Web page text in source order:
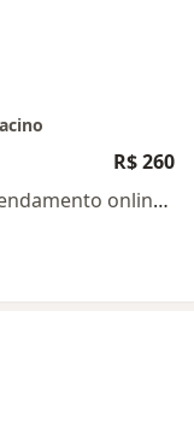
R$ 260
Esse especialista não oferece agendamento online para esse endereço.